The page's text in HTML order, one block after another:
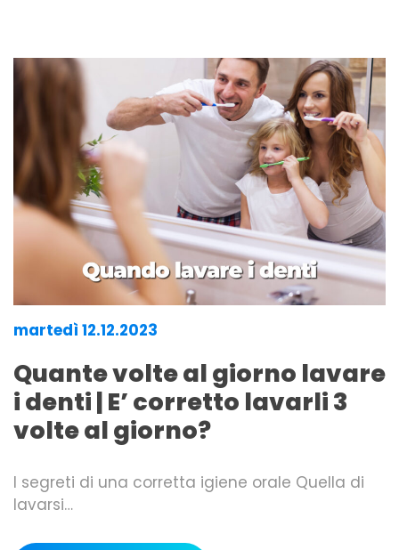
martedì 12.12.2023
Quante volte al giorno lavare
i denti | E’ corretto lavarli 3
volte al giorno?
I segreti di una corretta igiene orale Quella di
lavarsi…